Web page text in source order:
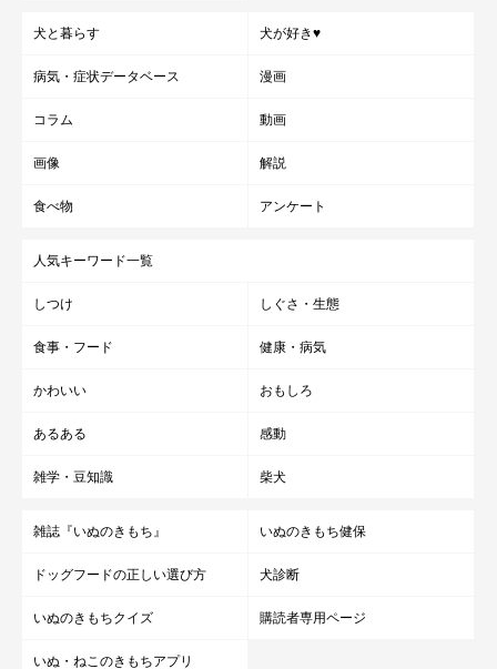
犬と暮らす 犬が好き♥
病気・症状データベース 漫画
コラム 動画
画像 解説
食べ物 アンケート
人気キーワード一覧
しつけ しぐさ・生態
食事・フード 健康・病気
かわいい おもしろ
あるある 感動
雑学・豆知識 柴犬
雑誌『いぬのきもち』 いぬのきもち健保
ドッグフードの正しい選び方 犬診断
いぬのきもちクイズ 購読者専用ページ
いぬ・ねこのきもちアプリ